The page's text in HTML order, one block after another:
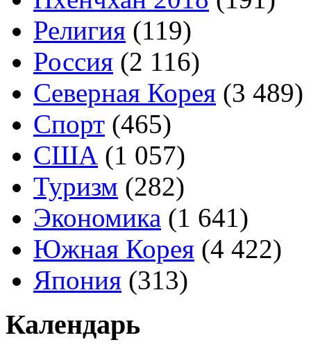
Религия (119)
Россия (2 116)
Северная Корея (3 489)
Спорт (465)
США (1 057)
Туризм (282)
Экономика (1 641)
Южная Корея (4 422)
Япония (313)
Календарь